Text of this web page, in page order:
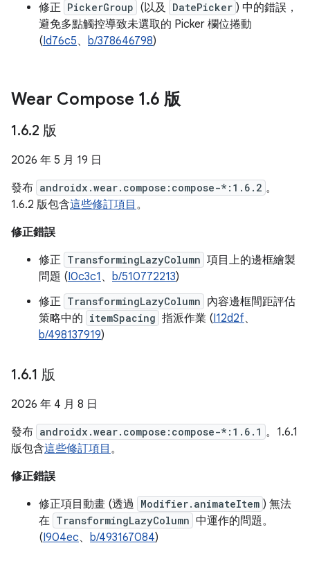
修正 PickerGroup (以及 DatePicker ) 中的錯誤，
避免多點觸控導致未選取的 Picker 欄位捲動
(Id76c5、 b/378646798)
Wear Compose 1.6 版
1.6.2 版
2026 年 5 月 19 日
發布 androidx.wear.compose:compose-*:1.6.2 。
1.6.2 版包含這些修訂項目 。
修正錯誤
修正 TransformingLazyColumn 項目上的邊框繪製
問題 (I0c3c1 、 b/510772213)
修正 TransformingLazyColumn 內容邊框間距評估
策略中的 itemSpacing 指派作業 (I12d2f、
b/498137919)
1.6.1 版
2026 年 4 月 8 日
發布 androidx.wear.compose:compose-*:1.6.1 。1.6.1
版包含這些修訂項目 。
修正錯誤
修正項目動畫 (透過 Modifier.animateItem ) 無法
在 TransformingLazyColumn 中運作的問題。
(I904ec、 b/493167084)